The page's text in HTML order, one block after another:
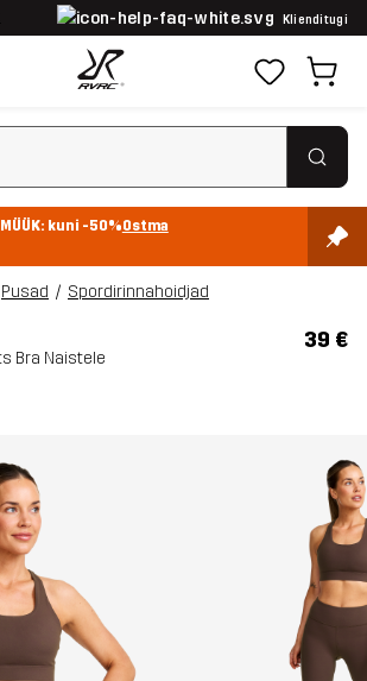
Klienditugi
kuni -50%Ostma
Pusad Spordirinnahoidjad
Bra Naistele
39 €